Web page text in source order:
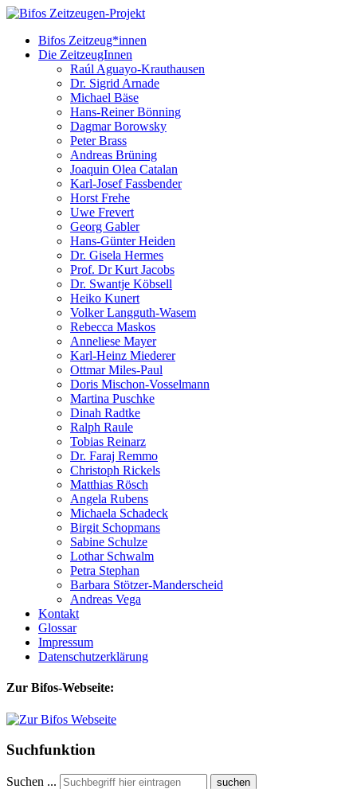
Bifos Zeitzeug*innen
Die ZeitzeugInnen
Raúl Aguayo-Krauthausen
Dr. Sigrid Arnade
Michael Bäse
Hans-Reiner Bönning
Dagmar Borowsky
Peter Brass
Andreas Brüning
Joaquin Olea Catalan
Karl-Josef Fassbender
Horst Frehe
Uwe Frevert
Georg Gabler
Hans-Günter Heiden
Dr. Gisela Hermes
Prof. Dr Kurt Jacobs
Dr. Swantje Köbsell
Heiko Kunert
Volker Langguth-Wasem
Rebecca Maskos
Anneliese Mayer
Karl-Heinz Miederer
Ottmar Miles-Paul
Doris Mischon-Vosselmann
Martina Puschke
Dinah Radtke
Ralph Raule
Tobias Reinarz
Dr. Faraj Remmo
Christoph Rickels
Matthias Rösch
Angela Rubens
Michaela Schadeck
Birgit Schopmans
Sabine Schulze
Lothar Schwalm
Petra Stephan
Barbara Stötzer-Manderscheid
Andreas Vega
Kontakt
Glossar
Impressum
Datenschutzerklärung
Zur Bifos-Webseite:
Suchfunktion
Suchen ... suchen